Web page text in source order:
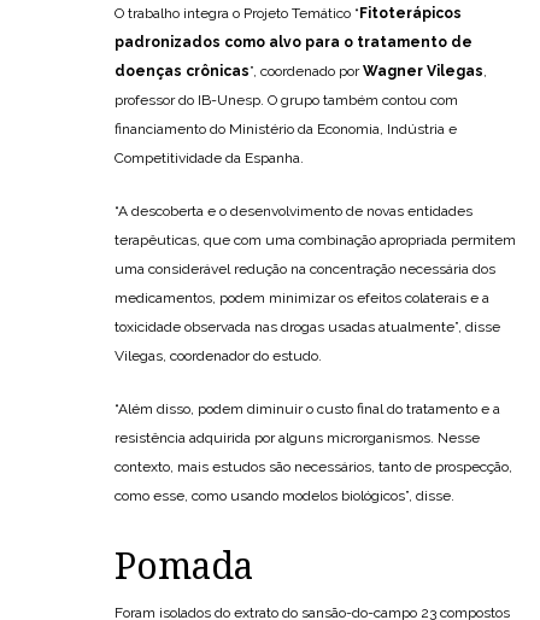
O trabalho integra o Projeto Temático “Fitoterápicos
padronizados como alvo para o tratamento de
doenças crônicas”, coordenado porWagner Vilegas
professor do IB-Unesp. O grupo também contou com
financiamento do Ministério da Economia, Indústria e
Competitividade da Espanha.
“A descoberta e o desenvolvimento de novas entidades
terapêuticas, que com uma combinação apropriada permitem
uma considerável redução na concentração necessária dos
medicamentos, podem minimizar os efeitos colaterais e a
toxicidade observada nas drogas usadas atualmente”, disse
Vilegas, coordenador do estudo.
“Além disso, podem diminuir o custo final do tratamento e a
resistência adquirida por alguns microrganismos. Nesse
contexto, mais estudos são necessários, tanto de prospecção,
como esse, como usando modelos biológicos”, disse.
Pomada
Foram isolados do extrato do sansão-do-campo 23 compostos